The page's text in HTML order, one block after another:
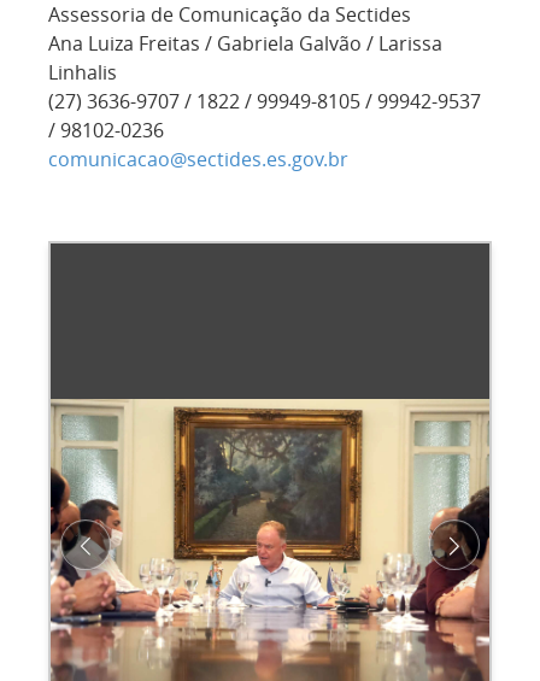
Assessoria de Comunicação da Sectides
Ana Luiza Freitas / Gabriela Galvão / Larissa
Linhalis
(27) 3636-9707 / 1822 / 99949-8105 / 99942-9537
/ 98102-0236
comunicacao@sectides.es.gov.br
Previous Next